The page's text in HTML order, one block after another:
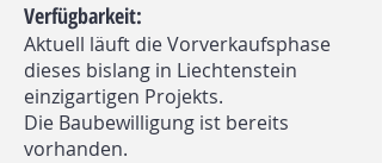
Verfügbarkeit:
Aktuell läuft die Vorverkaufsphase
dieses bislang in Liechtenstein
einzigartigen Projekts.
Die Baubewilligung ist bereits
vorhanden.